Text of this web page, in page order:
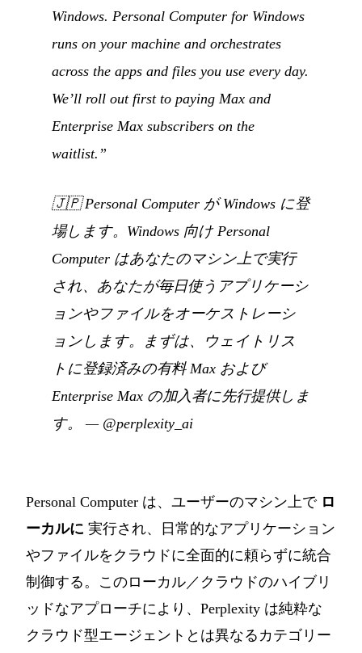
Windows. Personal Computer for Windows
runs on your machine and orchestrates
across the apps and files you use every day.
We’ll roll out first to paying Max and
Enterprise Max subscribers on the
waitlist.”
🇯🇵Personal Computer が Windows に登
場します。Windows 向け Personal
Computer はあなたのマシン上で実行
され、あなたが毎日使うアプリケーシ
ョンやファイルをオーケストレーシ
ョンします。まずは、ウェイトリス
トに登録済みの有料 Max および
Enterprise Max の加入者に先行提供しま
す。
— @perplexity_ai
Personal Computer は、ユーザーのマシン上で ロ
ーカルに 実行され、日常的なアプリケーション
やファイルをクラウドに全面的に頼らずに統合
制御する。このローカル／クラウドのハイブリ
ッドなアプローチにより、Perplexity は純粋な
クラウド型エージェントとは異なるカテゴリー